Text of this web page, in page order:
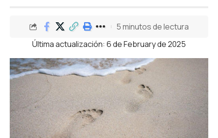
Última actualización: 6 de February de 2025
5 minutos de lectura